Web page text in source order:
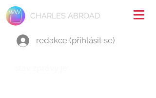
CHARLES ABROAD
redakce (přihlásit se)